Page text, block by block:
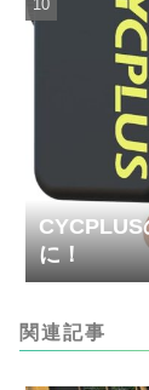
CYCPLUS
に！
関連記事